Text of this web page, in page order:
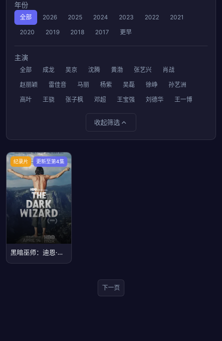
年份
全部 2026 2025 2024 2023 2022
2021
2020
2019 2018 2017 更早
主演
全部 成龙 吴京 沈腾 黄渤 张艺兴
肖战
赵丽颖
雷佳音 马丽 杨紫 吴磊 徐峥
孙艺洲
高叶
王骁 张子枫 邓超 王宝强 刘德华 王一博
收起筛选
纪录片 更新至第4集
黑暗巫师：迪恩·波特传
下一页